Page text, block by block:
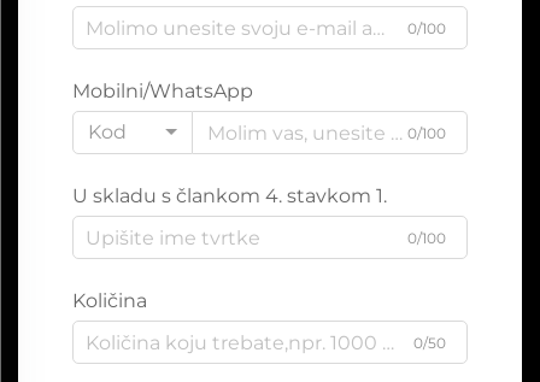
0/100
Mobilni/WhatsApp
Kod
0/100
U skladu s člankom 4. stavkom 1.
0/100
Količina
0/50